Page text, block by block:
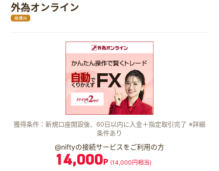
外為オンライン
獲得条件：新規口座開設後、60日以内に入金＋指定取引完了 ※詳細
条件あり
@niftyの接続サービスをご利用の方
14,000P (14,000円相当)